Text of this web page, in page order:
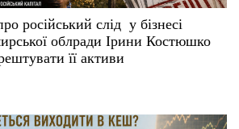
російський слід у бізнесі
облради Ірини Костюшко
її активи